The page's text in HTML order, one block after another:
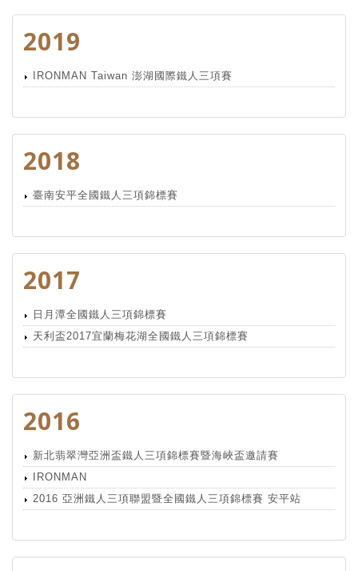
2019
IRONMAN Taiwan 澎湖國際鐵人三項賽
2018
臺南安平全國鐵人三項錦標賽
2017
日月潭全國鐵人三項錦標賽
天利盃2017宜蘭梅花湖全國鐵人三項錦標賽
2016
新北翡翠灣亞洲盃鐵人三項錦標賽暨海峽盃邀請賽
IRONMAN
2016 亞洲鐵人三項聯盟暨全國鐵人三項錦標賽 安平站